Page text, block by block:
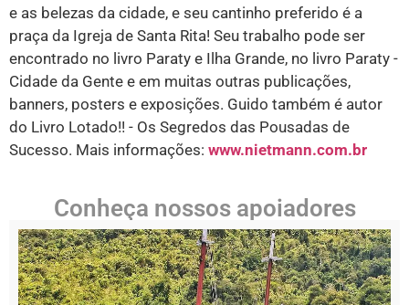
e as belezas da cidade, e seu cantinho preferido é a
praça da Igreja de Santa Rita! Seu trabalho pode ser
encontrado no livro Paraty e Ilha Grande, no livro Paraty -
Cidade da Gente e em muitas outras publicações,
banners, posters e exposições. Guido também é autor
do Livro Lotado!! - Os Segredos das Pousadas de
Sucesso. Mais informações: www.nietmann.com.br
Conheça nossos apoiadores